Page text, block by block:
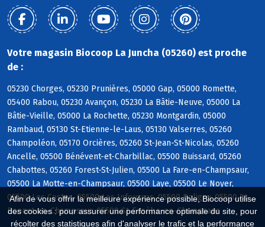
Afin de vous offrir la meilleure expérience possible, Biocoop utilise
des cookies : pour assurer une performance optimale du site, pour
récolter des statistiques afin d'analyser le trafic et la performance
Votre magasin Biocoop La Juncha (05260) est proche
de :
05230 Chorges, 05230 Prunières, 05000 Gap, 05000 Romette,
05400 Rabou, 05230 Avançon, 05230 La Bâtie-Neuve, 05000 La
Bâtie-Vieille, 05000 La Rochette, 05230 Montgardin, 05000
Rambaud, 05130 St-Etienne-le-Laus, 05130 Valserres, 05260
Champoléon, 05170 Orcières, 05260 St-Jean-St-Nicolas, 05260
Ancelle, 05500 Bénévent-et-Charbillac, 05500 Buissard, 05260
Chabottes, 05260 Forest-St-Julien, 05500 La Fare-en-Champsaur,
05500 La Motte-en-Champsaur, 05500 Laye, 05500 Le Noyer,
05500 Les Costes, 05500 Les Infournas, 05500 Poligny, 05500 St-
Bonnet-en-Champsaur, 05500 St-Eusèbe-en-Champsaur